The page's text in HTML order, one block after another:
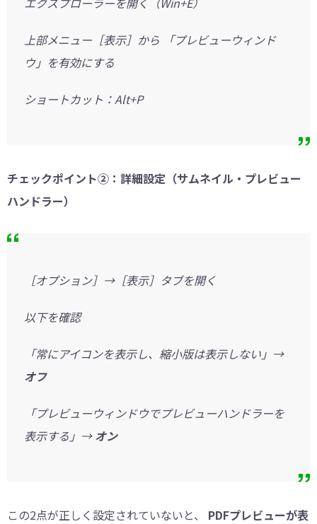
上部メニュー［表示］から 「プレビューウィンド
ウ」を有効にする
ショートカット：Alt+P
チェックポイント②：詳細設定（サムネイル・プレビュー
ハンドラー）
［オプション］→［表示］タブを開く
以下を確認
「常にアイコンを表示し、縮小版は表示しない」→
オフ
「プレビューウィンドウでプレビューハンドラーを
表示する」→オン
この2点が正しく設定されていないと、 PDFプレビューが表